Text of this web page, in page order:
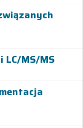
LC/MS/MS